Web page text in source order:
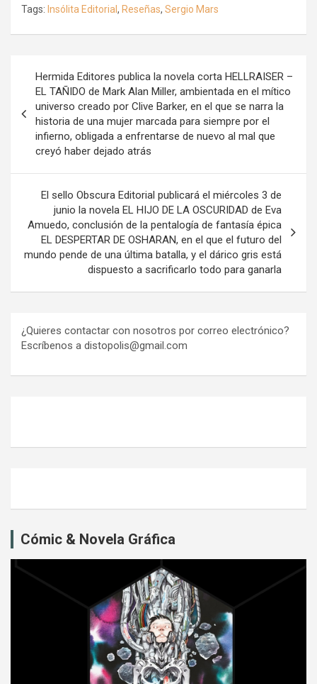
Tags: Insólita Editorial , Reseñas, Sergio Mars
entradas
Hermida Editores publica la novela corta HELLRAISER –
EL TAÑIDO de Mark Alan Miller, ambientada en el mítico
universo creado por Clive Barker, en el que se narra la
historia de una mujer marcada para siempre por el
infierno, obligada a enfrentarse de nuevo al mal que
creyó haber dejado atrás
El sello Obscura Editorial publicará el miércoles 3 de
junio la novela EL HIJO DE LA OSCURIDAD de Eva
Amuedo, conclusión de la pentalogía de fantasía épica
EL DESPERTAR DE OSHARAN, en el que el futuro del
mundo pende de una última batalla, y el dárico gris está
dispuesto a sacrificarlo todo para ganarla
¿Quieres contactar con nosotros por correo electrónico?
Escríbenos a distopolis@gmail.com
Cómic & Novela Gráfica